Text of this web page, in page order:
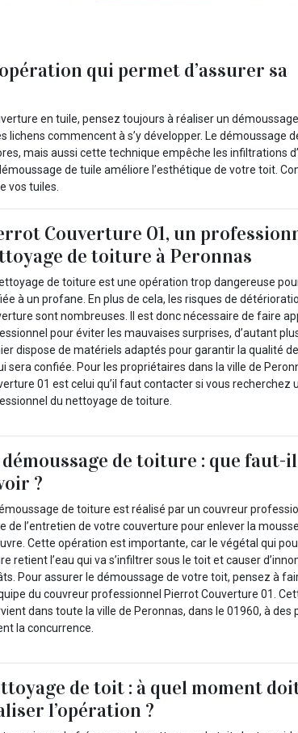
qui permet d’assurer sa
en tuile, pensez toujours à réaliser un
lichens commencent à s’y développer. Le démoussage
mais aussi cette technique empêche les infiltrations
de tuile améliore l’esthétique de votre toit.
vos tuiles.
Couverture 01, un
de toiture à Peronnas
de toiture est une opération trop dangereuse
à un profane. En plus de cela, les risques de
sont nombreuses. Il est donc nécessaire de faire
pour éviter les mauvaises surprises, d’autant
dispose de matériels adaptés pour garantir la qualité de
sera confiée. Pour les propriétaires dans la ville de
01 est celui qu’il faut contacter si vous recherchez
du nettoyage de toiture.
de toiture : que faut-il
?
de toiture est réalisé par un couvreur
de l’entretien de votre couverture pour enlever la
Cette opération est importante, car le végétal qui
retient l’eau qui va s’infiltrer sous le toit et causer
Pour assurer le démoussage de votre toit, pensez à
du couvreur professionnel Pierrot Couverture 01.
dans toute la ville de Peronnas, dans le 01960, à des
la concurrence.
de toit : à quel moment
l’opération ?